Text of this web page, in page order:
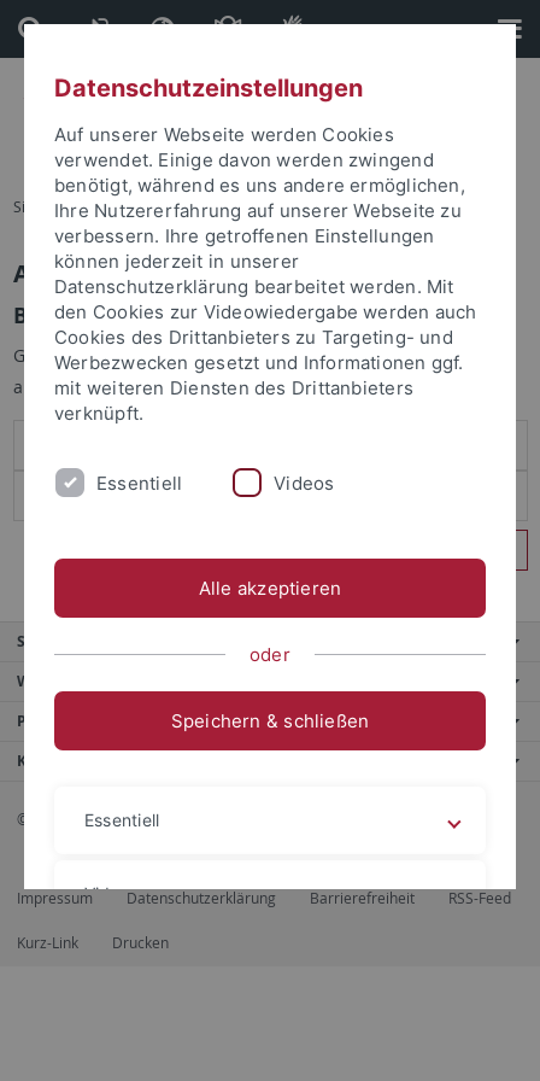
Direkt
zum
Inhalt
Direkt
zur
Fußleiste
Sie sind hier: Startseite
Anmelden
Benutzeranmeldung
Geben Sie Ihren Benutzernamen und Ihr Passwort an um sich
anzumelden:
Service
Weitere Angebote
Portale
Kontaktinfo
© 2026 Eberhard Karls Universität Tübingen, Tübingen
Impressum Datenschutzerklärung Barrierefreiheit RSS-Feed
Kurz-Link Drucken
Datenschutzeinstellungen
Auf unserer Webseite werden Cookies
verwendet. Einige davon werden zwingend
benötigt, während es uns andere ermöglichen,
Ihre Nutzererfahrung auf unserer Webseite zu
verbessern. Ihre getroffenen Einstellungen
können jederzeit in unserer
Datenschutzerklärung bearbeitet werden. Mit
den Cookies zur Videowiedergabe werden auch
Cookies des Drittanbieters zu Targeting- und
Werbezwecken gesetzt und Informationen ggf.
mit weiteren Diensten des Drittanbieters
verknüpft.
Essentiell Videos
Alle akzeptieren
oder
Speichern & schließen
Essentiell
Videos